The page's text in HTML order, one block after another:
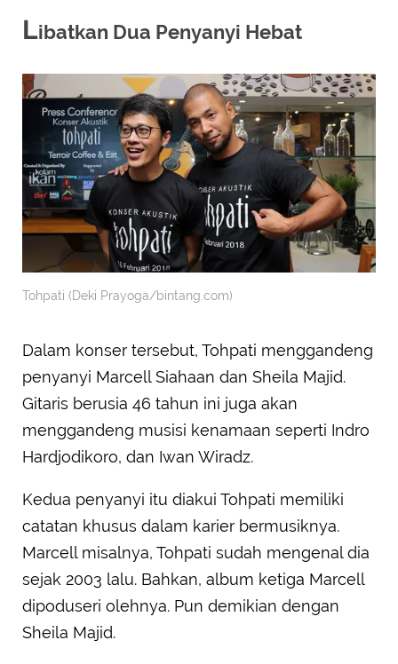
Libatkan Dua Penyanyi Hebat
Tohpati (Deki Prayoga/bintang.com)
Dalam konser tersebut, Tohpati menggandeng
penyanyi Marcell Siahaan dan Sheila Majid.
Gitaris berusia 46 tahun ini juga akan
menggandeng musisi kenamaan seperti Indro
Hardjodikoro, dan Iwan Wiradz.
Kedua penyanyi itu diakui Tohpati memiliki
catatan khusus dalam karier bermusiknya.
Marcell misalnya, Tohpati sudah mengenal dia
sejak 2003 lalu. Bahkan, album ketiga Marcell
dipoduseri olehnya. Pun demikian dengan
Sheila Majid.